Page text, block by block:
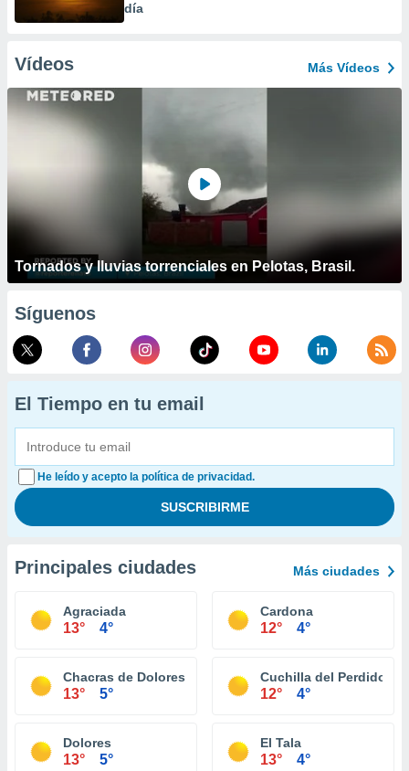
día
Vídeos Más Vídeos
Tornados y lluvias torrenciales en Pelotas, Brasil.
Síguenos
El Tiempo en tu email
He leído y acepto la política de privacidad.
Principales ciudades Más ciudades
Agraciada
13° 4°
Cardona
12° 4°
Chacras de Dolores
13° 5°
Cuchilla del Perdido
12° 4°
Dolores
13° 5°
El Tala
13° 4°